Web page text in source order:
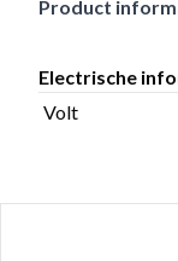
Product
Electrische
Volt